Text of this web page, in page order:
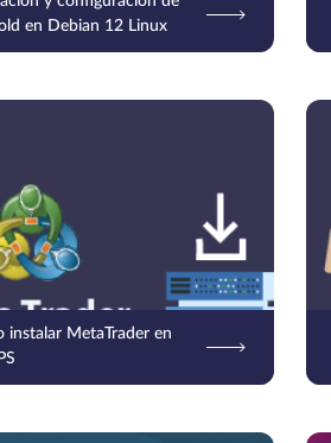
en Debian 12 Linux
instalar MetaTrader en